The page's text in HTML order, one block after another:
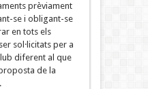
prèviament
se i obligant-se
en tots els
sol·licitats per a
diferent al que
de la